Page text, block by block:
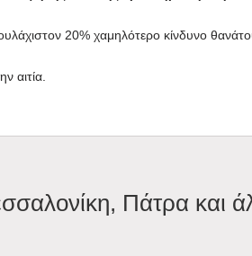
20% χαμηλότερο κίνδυνο
αιτία.
Πάτρα και